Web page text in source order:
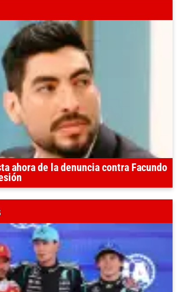
ahora de la denuncia contra Facundo